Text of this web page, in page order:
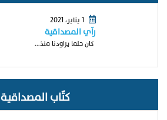
1 يناير، 2021
رآي المصداقية
كان حلما يراودنا منذ...
كتّاب المصداقية